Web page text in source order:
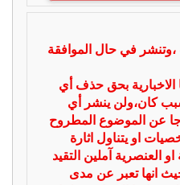
،وتنشر في حال الموافقة
بحق حذف أي
كان،ولن ينشر أي
عن الموضوع المطروح
او يتناول اثارة
العنصرية آملين التقيد
انها تعبر عن مدى